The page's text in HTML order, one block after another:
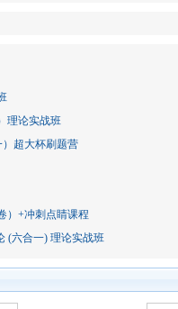
理论实战班
超大杯刷题营
）+冲刺点睛课程
(六合一) 理论实战班